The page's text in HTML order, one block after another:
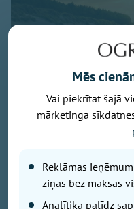
Baltijas jūra, foto -
Latvijā noslēdzies
vasara sākās 7. maijā
tumšākie trīs mēneši
6. novembra līdz 4.
Mēs
Vai piekrītat šajā
mārketinga
Reklāmas
ziņas bez maksas
Analītika palīdz